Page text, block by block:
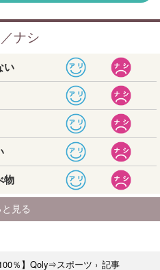
％】Qoly⇒スポーツ › 記事